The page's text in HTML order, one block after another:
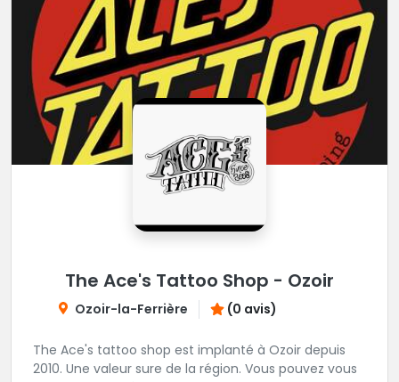
The Ace's Tattoo Shop - Ozoir
Ozoir-la-Ferrière (0 avis)
The Ace's tattoo shop est implanté à Ozoir depuis
2010. Une valeur sure de la région. Vous pouvez vous